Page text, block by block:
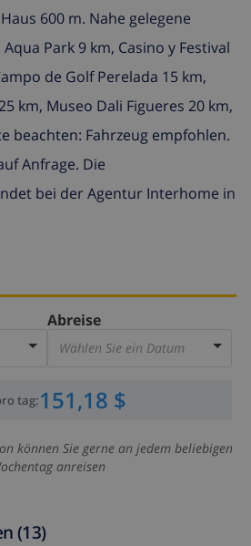
600 m. Nahe gelegene
Park 9 km, Casino y Festival
de Golf Perelada 15 km,
km, Museo Dali Figueres 20 km,
beachten: Fahrzeug empfohlen.
Anfrage. Die
bei der Agentur Interhome in
Abreise
Wählen Sie ein Datum
tag:151,18 $
können Sie gerne an jedem beliebigen
anreisen
(13)